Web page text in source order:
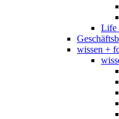
Life
wissen +